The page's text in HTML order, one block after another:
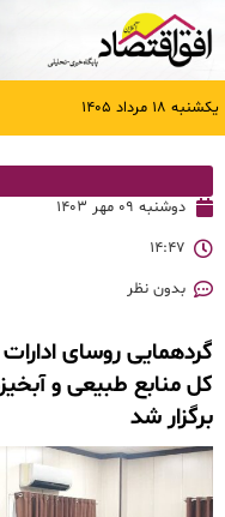
یکشنبه ۱۸ مرداد ۱۴۰۵
دوشنبه ۰۹ مهر ۱۴۰۳
۱۴:۴۷
بدون نظر
گردهمایی روسای
کل منابع طبیعی و
برگزار شد